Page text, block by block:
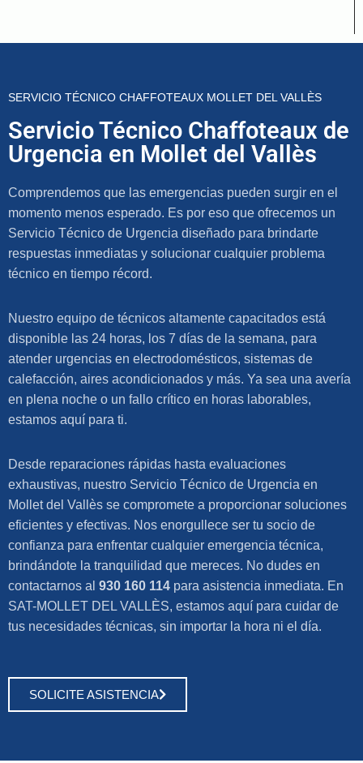
SERVICIO TÉCNICO CHAFFOTEAUX MOLLET DEL VALLÈS
Servicio Técnico Chaffoteaux de
Urgencia en Mollet del Vallès
Comprendemos que las emergencias pueden surgir en el
momento menos esperado. Es por eso que ofrecemos un
Servicio Técnico de Urgencia diseñado para brindarte
respuestas inmediatas y solucionar cualquier problema
técnico en tiempo récord.
Nuestro equipo de técnicos altamente capacitados está
disponible las 24 horas, los 7 días de la semana, para
atender urgencias en electrodomésticos, sistemas de
calefacción, aires acondicionados y más. Ya sea una avería
en plena noche o un fallo crítico en horas laborables,
estamos aquí para ti.
Desde reparaciones rápidas hasta evaluaciones
exhaustivas, nuestro Servicio Técnico de Urgencia en
Mollet del Vallès se compromete a proporcionar soluciones
eficientes y efectivas. Nos enorgullece ser tu socio de
confianza para enfrentar cualquier emergencia técnica,
brindándote la tranquilidad que mereces. No dudes en
contactarnos al 930 160 114 para asistencia inmediata. En
SAT-MOLLET DEL VALLÈS, estamos aquí para cuidar de
tus necesidades técnicas, sin importar la hora ni el día.
SOLICITE ASISTENCIA